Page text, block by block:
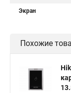
Экран
Похожие